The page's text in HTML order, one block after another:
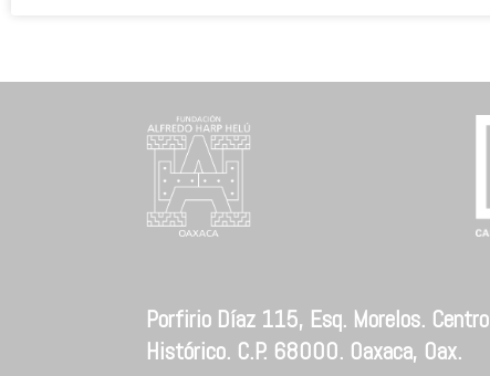
Porfirio Díaz 115, Esq. Morelos. Centro
Histórico. C.P. 68000. Oaxaca, Oax.